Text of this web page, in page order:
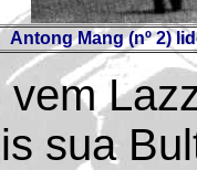
Antong Mang (nº 2)
vem
sua